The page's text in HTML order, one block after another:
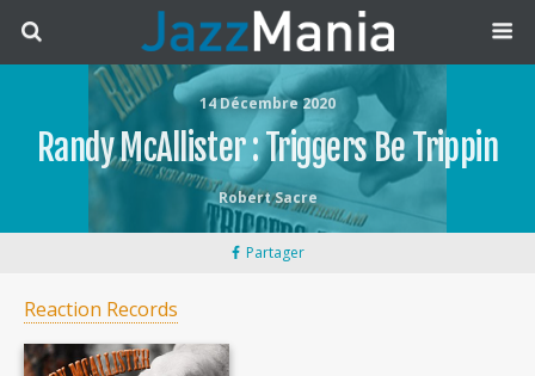
14 Décembre 2020
Randy McAllister : Triggers Be Trippin
Robert Sacre
Partager
Reaction Records